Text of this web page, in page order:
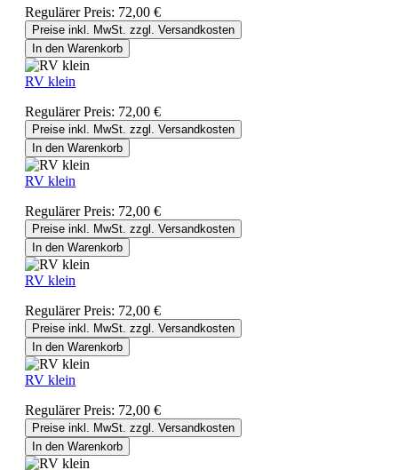
Regulärer Preis: 72,00 €
Preise inkl. MwSt. zzgl. Versandkosten
In den Warenkorb
RV klein
Regulärer Preis: 72,00 €
Preise inkl. MwSt. zzgl. Versandkosten
In den Warenkorb
RV klein
Regulärer Preis: 72,00 €
Preise inkl. MwSt. zzgl. Versandkosten
In den Warenkorb
RV klein
Regulärer Preis: 72,00 €
Preise inkl. MwSt. zzgl. Versandkosten
In den Warenkorb
RV klein
Regulärer Preis: 72,00 €
Preise inkl. MwSt. zzgl. Versandkosten
In den Warenkorb